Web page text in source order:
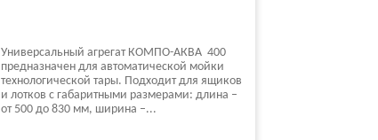
Универсальный агрегат КОМПО-АКВА 400
предназначен для автоматической мойки
технологической тары. Подходит для ящиков
и лотков с габаритными размерами: длина –
от 500 до 830 мм, ширина –...